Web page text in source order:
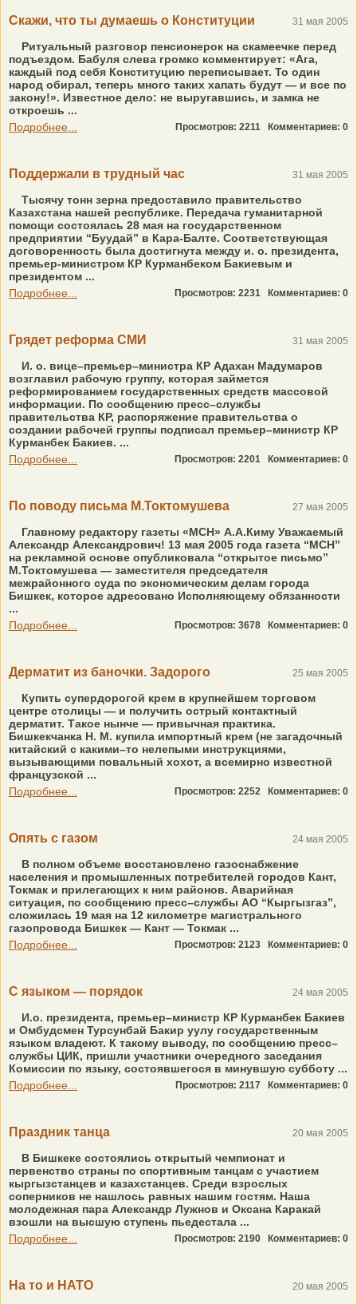
Скажи, что ты думаешь о Конституции 31 мая 2005
Ритуальный разговор пенсионерок на скамеечке перед
подъездом. Бабуля слева громко комментирует: «Ага,
каждый под себя Конституцию переписывает. То один
народ обирал, теперь много таких хапать будут — и все по
закону!». Известное дело: не выругавшись, и замка не
откроешь ...
Подробнее...
Просмотров: 2211 Комментариев: 0
Поддержали в трудный час 31 мая 2005
Тысячу тонн зерна предоставило правительство
Казахстана нашей республике. Передача гуманитарной
помощи состоялась 28 мая на государственном
предприятии “Буудай” в Кара-Балте. Соответствующая
договоренность была достигнута между и. о. президента,
премьер-министром КР Курманбеком Бакиевым и
президентом ...
Подробнее...
Просмотров: 2231 Комментариев: 0
Грядет реформа СМИ 31 мая 2005
И. о. вице–премьер–министра КР Адахан Мадумаров
возглавил рабочую группу, которая займется
реформированием государственных средств массовой
информации. По сообщению пресс–службы
правительства КР, распоряжение правительства о
создании рабочей группы подписал премьер–министр КР
Курманбек Бакиев. ...
Подробнее...
Просмотров: 2201 Комментариев: 0
По поводу письма М.Токтомушева 27 мая 2005
Главному редактору газеты «МСН» А.А.Киму Уважаемый
Александр Александрович! 13 мая 2005 года газета “МСН”
на рекламной основе опубликовала “открытое письмо”
М.Токтомушева — заместителя председателя
межрайонного суда по экономическим делам города
Бишкек, которое адресовано Исполняющему обязанности
...
Подробнее...
Просмотров: 3678 Комментариев: 0
Дерматит из баночки. Задорого 25 мая 2005
Купить супердорогой крем в крупнейшем торговом
центре столицы — и получить острый контактный
дерматит. Такое нынче — привычная практика.
Бишкекчанка Н. М. купила импортный крем (не загадочный
китайский с какими–то нелепыми инструкциями,
вызывающими повальный хохот, а всемирно известной
французской ...
Подробнее...
Просмотров: 2252 Комментариев: 0
Опять с газом 24 мая 2005
В полном объеме восстановлено газоснабжение
населения и промышленных потребителей городов Кант,
Токмак и прилегающих к ним районов. Аварийная
ситуация, по сообщению пресс–службы АО “Кыргызгаз”,
сложилась 19 мая на 12 километре магистрального
газопровода Бишкек — Кант — Токмак ...
Подробнее...
Просмотров: 2123 Комментариев: 0
С языком — порядок 24 мая 2005
И.о. президента, премьер–министр КР Курманбек Бакиев
и Омбудсмен Турсунбай Бакир уулу государственным
языком владеют. К такому выводу, по сообщению пресс–
службы ЦИК, пришли участники очередного заседания
Комиссии по языку, состоявшегося в минувшую субботу ...
Подробнее...
Просмотров: 2117 Комментариев: 0
Праздник танца 20 мая 2005
В Бишкеке состоялись открытый чемпионат и
первенство страны по спортивным танцам с участием
кыргызстанцев и казахстанцев. Среди взрослых
соперников не нашлось равных нашим гостям. Наша
молодежная пара Александр Лужнов и Оксана Каракай
взошли на высшую ступень пьедестала ...
Подробнее...
Просмотров: 2190 Комментариев: 0
На то и НАТО 20 мая 2005